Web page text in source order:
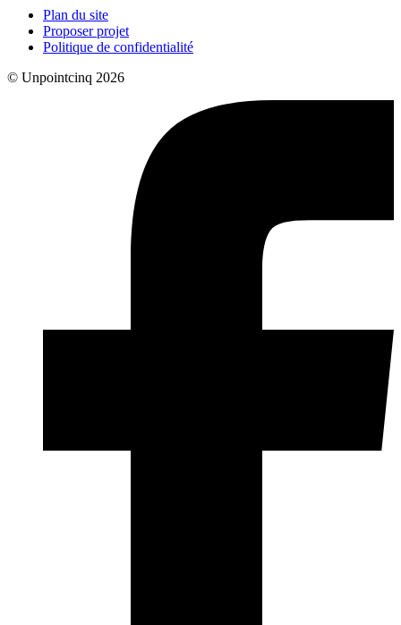
Plan du site
Proposer projet
Politique de confidentialité
© Unpointcinq 2026